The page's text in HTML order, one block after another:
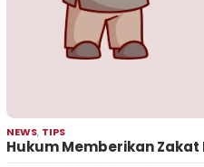
NEWS, TIPS
Hukum Memberikan Zakat